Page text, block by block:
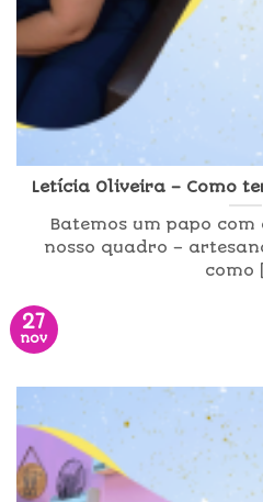
Letícia Oliveira – Como
Batemos um papo
nosso quadro –
como
27
nov